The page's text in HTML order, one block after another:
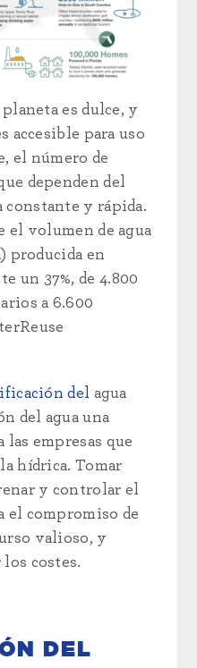
planeta es dulce, y
accesible para uso
el número de
dependen del
constante y rápida.
el volumen de agua
producida en
un 37%, de 4.800
a 6.600
del agua
del agua una
empresas que
hídrica. Tomar
y controlar el
el compromiso de
valioso, y
costes.
DEL